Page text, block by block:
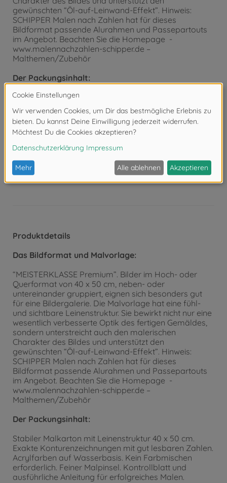
gewünschten “Öl-auf-Leinwand-Effekt”. Hinweis:
SCHIPPER Malen nach Zahlen hat für dieses
Bildformat passende Alurahmen und Passepartouts
im Angebot. Beachten Sie die Homepage -
www.malennachzahlen-schipper.de –
Malthemen/Zubehör
Der Packungsinhalt:
Stabiler Malkarton mit Leinenstruktur 40 x 50 cm.
Exakte Konturenzeichnungen mit gut lesbaren Zahlen.
Acrylfarben auf Wasserbasis. Kein Farbmischen
erforderlich. Feiner Malpinsel. Kontrollblatt und
ausführliche Anleitung für erfolgreiches Malen.
Nicht geeignet für Kinder unter 3
Jahren. Erstickungsgefahr durch Kleinteile.
Produktdetails
Das Bildformat und Malvorlage:
“MEISTERKLASSE Premium”. Bilder im Hoch- oder
Querformat von 40 x 50 cm, neben- oder
untereinander gruppiert, eignen sich besonders gut
für eine Bildergalerie. Die Malvorlage hat eine fühl-
und sichtbare Leinenstruktur. Sie bewirkt nicht nur eine
wesentlich verbesserte Optik des fertigen Gemäldes,
sondern unterstreicht auch den malerischen
Charakter des Bildes und unterstützt den
gewünschten “Öl-auf-Leinwand-Effekt”. Hinweis:
SCHIPPER Malen nach Zahlen hat für dieses
Bildformat passende Alurahmen und Passepartouts
im Angebot. Beachten Sie die Homepage -
www.malennachzahlen-schipper.de –
Malthemen/Zubehör
Der Packungsinhalt:
Stabiler Malkarton mit Leinenstruktur 40 x 50 cm.
Exakte Konturenzeichnungen mit gut lesbaren Zahlen.
Acrylfarben auf Wasserbasis. Kein Farbmischen
erforderlich. Feiner Malpinsel. Kontrollblatt und
ausführliche Anleitung für erfolgreiches Malen.